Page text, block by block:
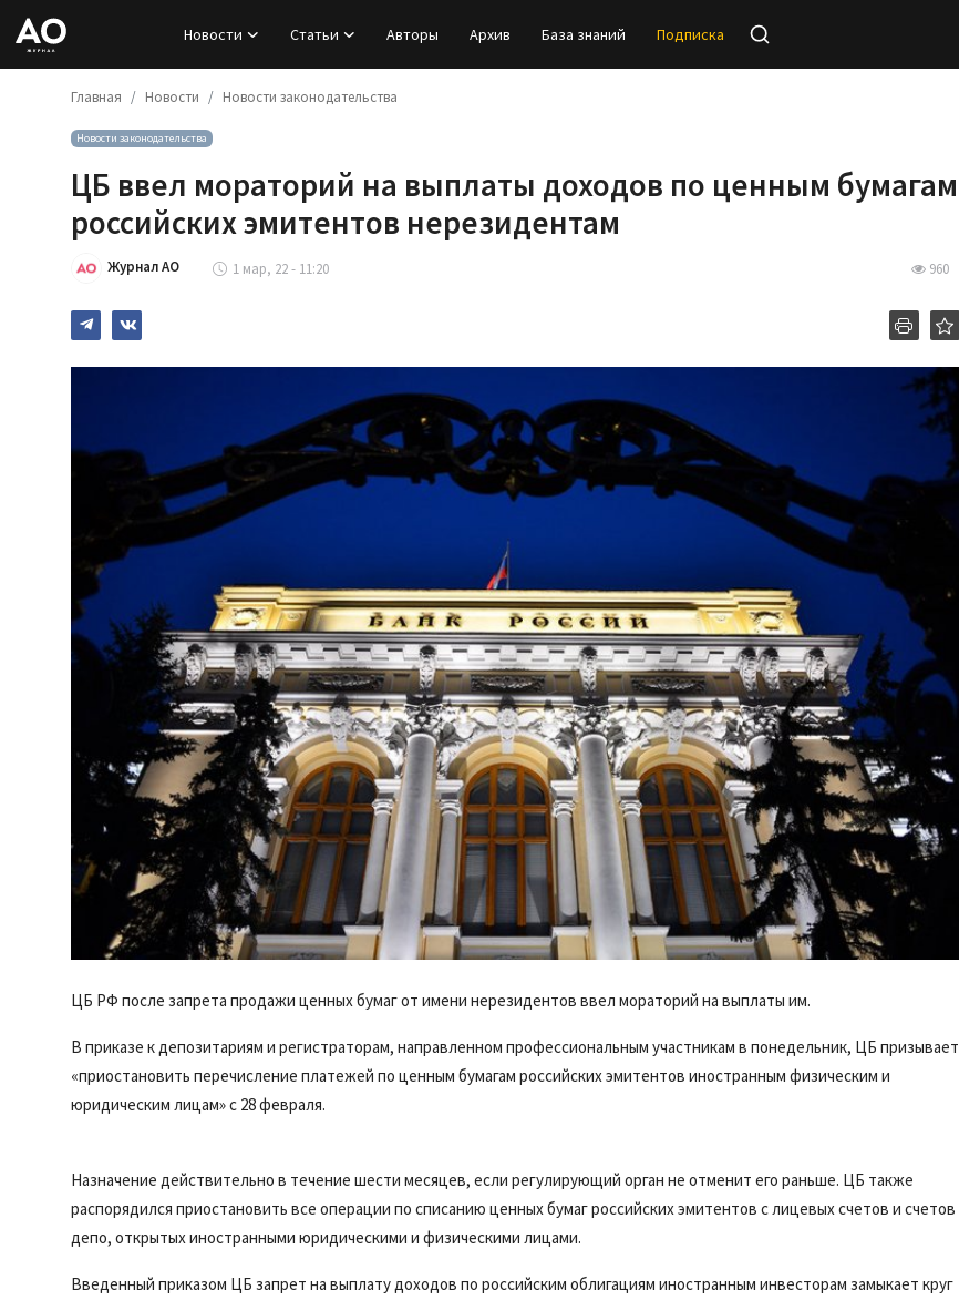
Новости Статьи Авторы Архив База знаний Подписка
Главная Новости Новости законодательства
Новости законодательства
ЦБ ввел мораторий на выплаты доходов по ценным бумагам
российских эмитентов нерезидентам
Журнал АО 1 мар, 22 - 11:20 960
ЦБ РФ после запрета продажи ценных бумаг от имени нерезидентов ввел мораторий на выплаты им.
В приказе к депозитариям и регистраторам, направленном профессиональным участникам в понедельник, ЦБ призывает
«приостановить перечисление платежей по ценным бумагам российских эмитентов иностранным физическим и
юридическим лицам» с 28 февраля.
Назначение действительно в течение шести месяцев, если регулирующий орган не отменит его раньше. ЦБ также
распорядился приостановить все операции по списанию ценных бумаг российских эмитентов с лицевых счетов и счетов
депо, открытых иностранными юридическими и физическими лицами.
Введенный приказом ЦБ запрет на выплату доходов по российским облигациям иностранным инвесторам замыкает круг